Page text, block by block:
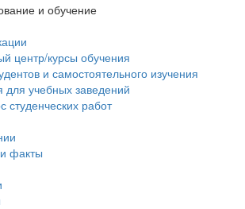
и обучение
центр/курсы обучения
и самостоятельного изучения
для учебных заведений
студенческих работ
факты